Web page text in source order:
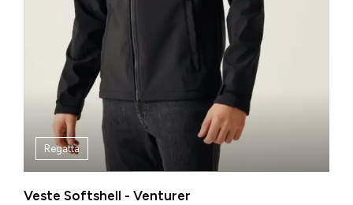
Regatta
Veste Softshell - Venturer